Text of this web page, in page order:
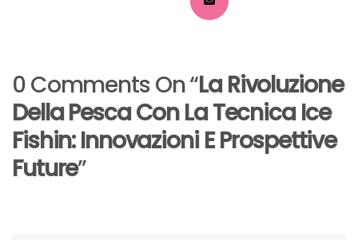
0 Comments On “La Rivoluzione
Della Pesca Con La Tecnica Ice
Fishin: Innovazioni E Prospettive
Future”